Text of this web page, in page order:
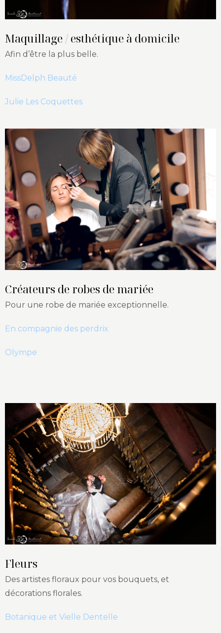
Maquillage / esthétique à domicile
Afin d’être la plus belle.
MissDelph Beauté
Julie Les Coquettes
Créateurs de robes de mariée
Pour une robe de mariée exceptionnelle.
En compagnie des perdrix
Olympe
Fleurs
Des artistes floraux pour vos bouquets, et
décorations florales.
Botanique et Vielle Dentelle